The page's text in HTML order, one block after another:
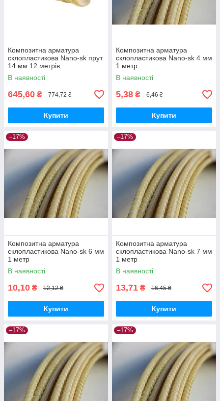
Композитна арматура
склопластикова Nano-sk прут
14 мм 12 метрів
В наявності
645,60 ₴ 774,72 ₴
Купити
Композитна арматура
склопластикова Nano-sk 4 мм
1 метр
В наявності
5,38 ₴ 6,46 ₴
Купити
–17%
Композитна арматура
склопластикова Nano-sk 6 мм
1 метр
В наявності
10,10 ₴ 12,12 ₴
Купити
–17%
Композитна арматура
склопластикова Nano-sk 7 мм
1 метр
В наявності
13,71 ₴ 16,45 ₴
Купити
–17% –17%